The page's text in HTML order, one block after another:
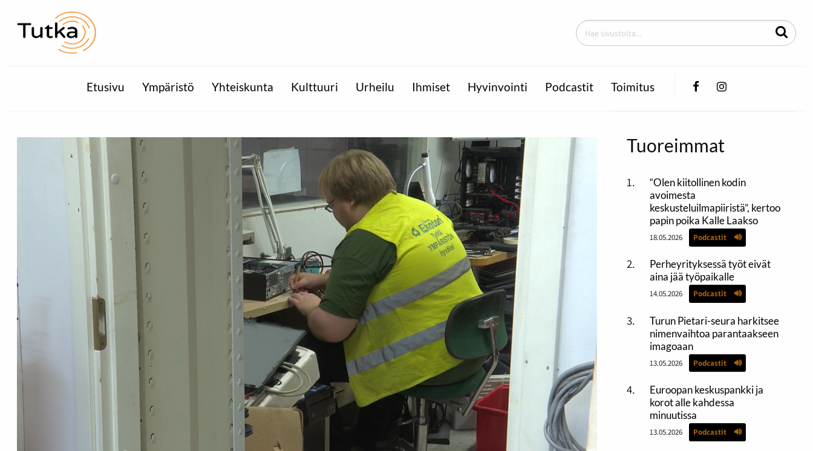
Etusivu Ympäristö Yhteiskunta Kulttuuri Urheilu Ihmiset Hyvinvointi Podcastit Toimitus FacebookInstagram
Tuoreimmat
“Olen kiitollinen kodin
avoimesta
keskusteluilmapiiristä”, kertoo
papin poika Kalle Laakso
18.05.2026 Podcastit
Perheyrityksessä työt eivät
aina jää työpaikalle
14.05.2026 Podcastit
Turun Pietari-seura harkitsee
nimenvaihtoa parantaakseen
imagoaan
13.05.2026 Podcastit
Euroopan keskuspankki ja
korot alle kahdessa
minuutissa
13.05.2026 Podcastit